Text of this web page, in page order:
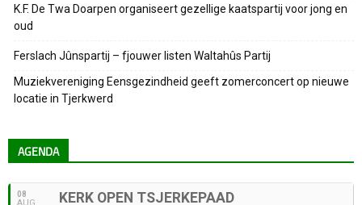
K.F. De Twa Doarpen organiseert gezellige kaatspartij voor jong en
oud
Ferslach Jûnspartij – fjouwer listen Waltahûs Partij
Muziekvereniging Eensgezindheid geeft zomerconcert op nieuwe
locatie in Tjerkwerd
AGENDA
08
AUG KERK OPEN TSJERKEPAAD